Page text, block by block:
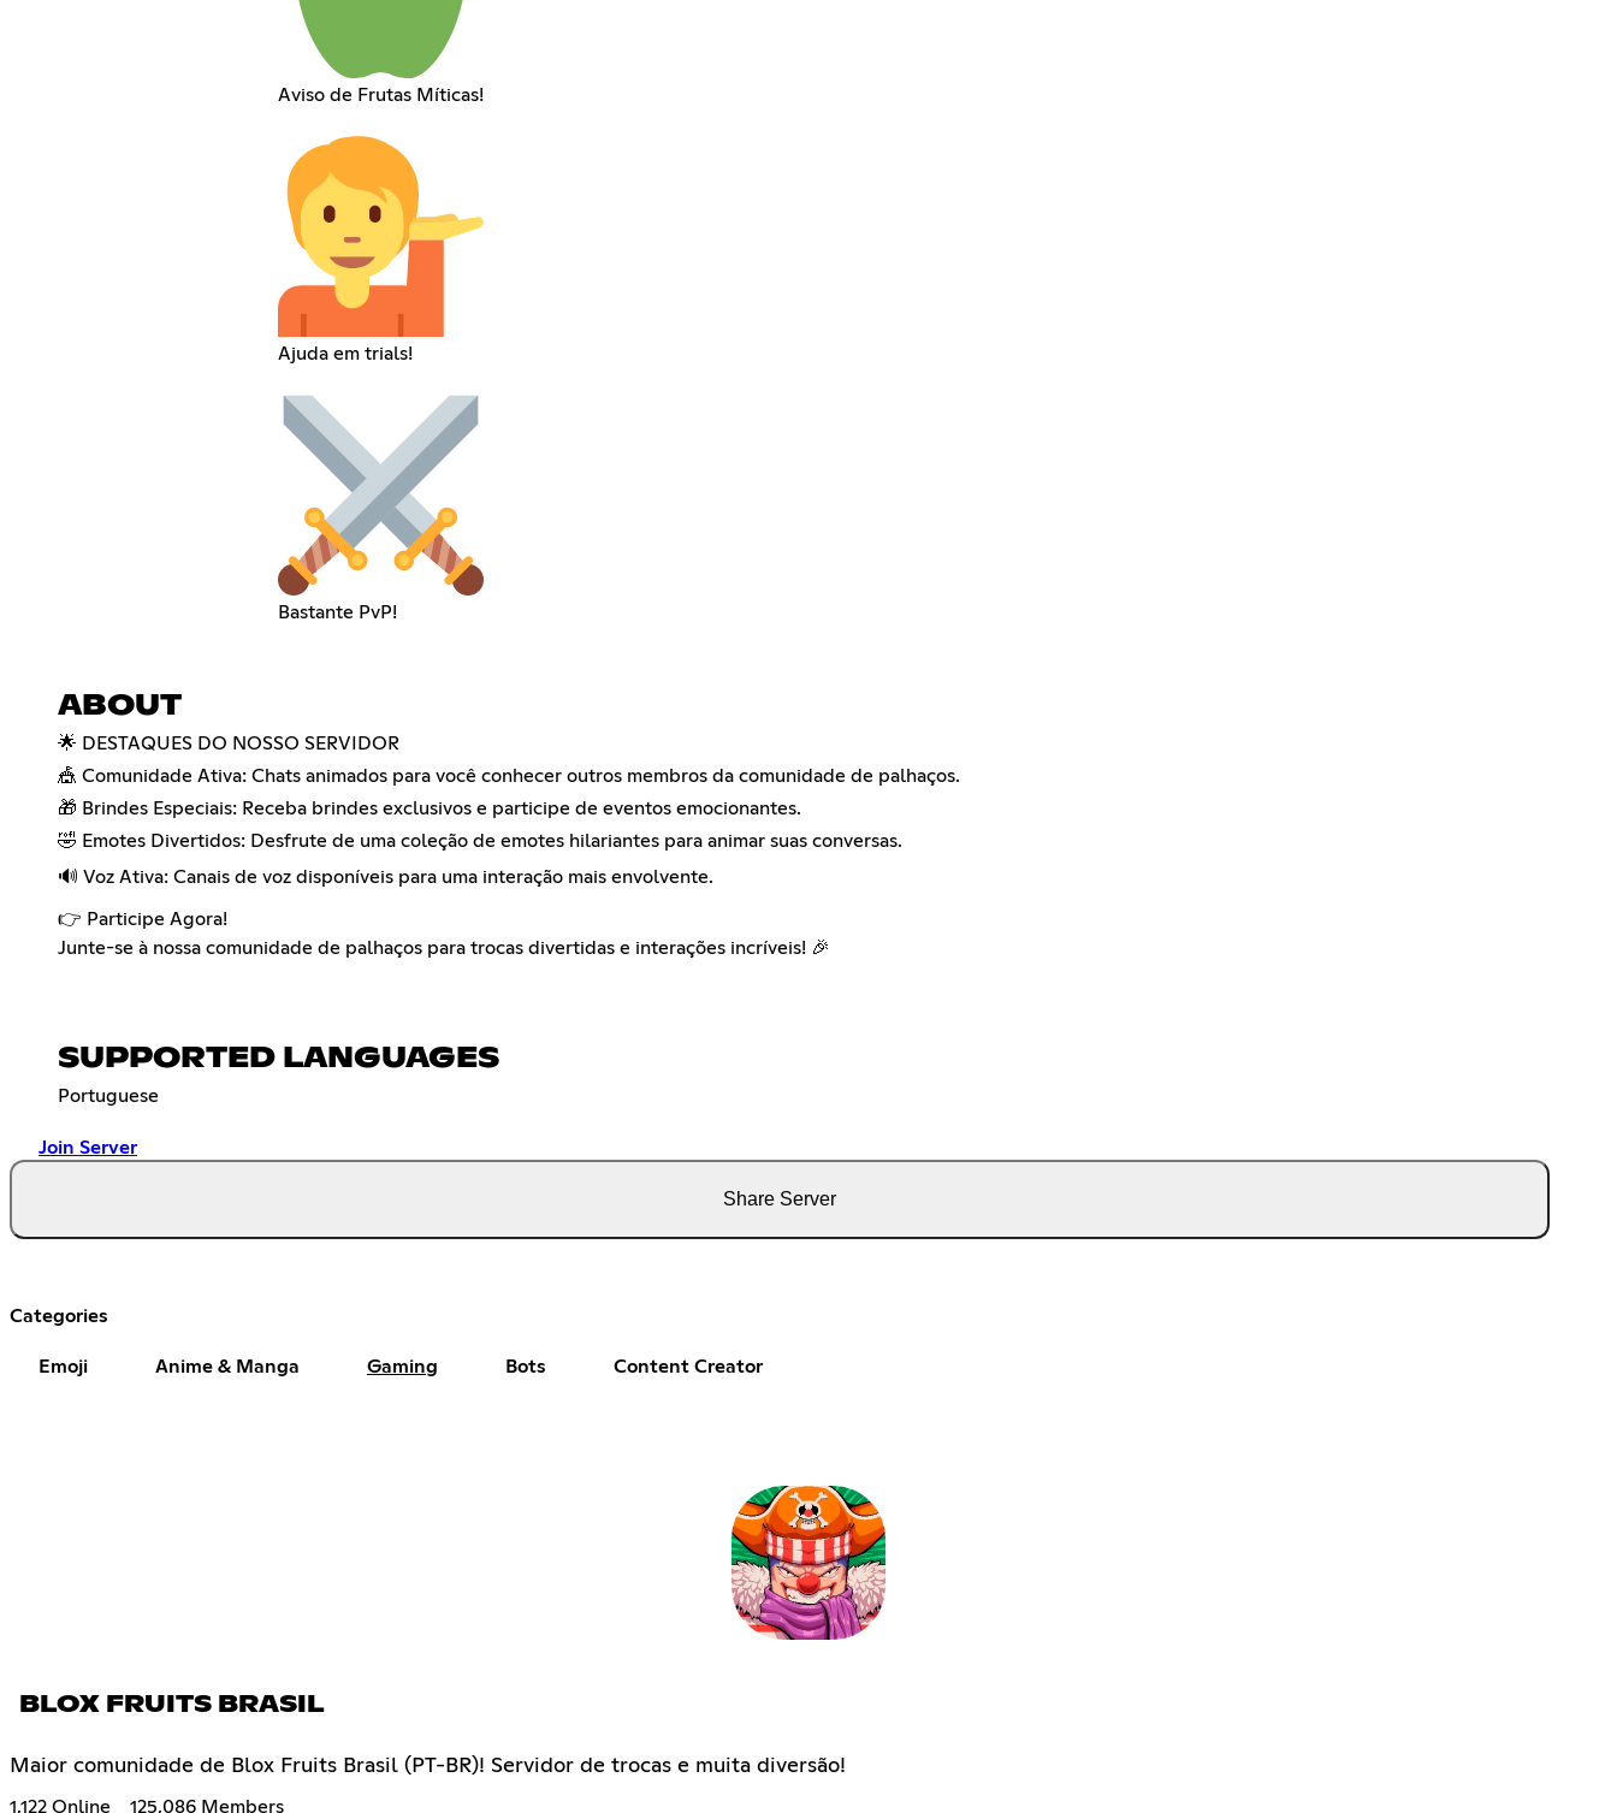
Aviso de Frutas Míticas!
Ajuda em trials!
Bastante PvP!
ABOUT
🌟 DESTAQUES DO NOSSO SERVIDOR
🎪 Comunidade Ativa: Chats animados para você conhecer outros membros da comunidade de palhaços.
🎁 Brindes Especiais: Receba brindes exclusivos e participe de eventos emocionantes.
🤣 Emotes Divertidos: Desfrute de uma coleção de emotes hilariantes para animar suas conversas.
🔊 Voz Ativa: Canais de voz disponíveis para uma interação mais envolvente.
👉 Participe Agora!
Junte-se à nossa comunidade de palhaços para trocas divertidas e interações incríveis! 🎉
SUPPORTED LANGUAGES
Portuguese
Join Server
Share Server
Categories
Emoji Anime & Manga Gaming Bots Content Creator
BLOX FRUITS BRASIL
Maior comunidade de Blox Fruits Brasil (PT-BR)! Servidor de trocas e muita diversão!
1,122 Online 125,086 Members